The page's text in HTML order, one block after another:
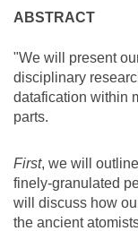
ABSTRACT
"We will present
disciplinary
datafication within
parts.
First, we will
finely-granulated
will discuss how
the ancient